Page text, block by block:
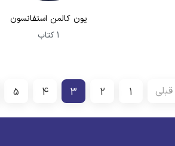
یون کالمن استفانسون
1 کتاب
قبلی 1
2
3
4
5